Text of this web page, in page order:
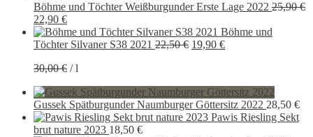
Böhme und Töchter Weißburgunder Erste Lage 2022 25,90€
Ursprünglicher
Preis
war:
22,90 €Aktueller
Preis
ist:
Böhme und
Töchter Silvaner S38 2021 22,50€ Ursprünglicher
19,90 €Aktueller
30,00€ /l
Gussek Spätburgunder Naumburger Göttersitz 2022 28,50 €
Pawis Riesling Sekt
brut nature 2023 18,50 €